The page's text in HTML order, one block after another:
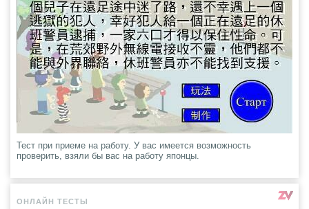
Тест при приеме на работу. У вас имеется возможность
проверить, взяли бы вас на работу японцы.
ОНЛАЙН ТЕСТЫ